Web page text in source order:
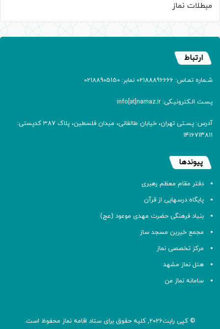
مبطلات نماز
ارتباط
شـماره تمـاس: 02188896666 نمابر: 02188905150
پسـت الـکترونیـکی: info[at]namaz.ir
آدرس: پسـتی تهران، خیابان طالقانی، میدان فلسطین، پلاک 387 کدپستی:
۱۴۱۶۷۱۳۸۱۱
پیوندها
دفتر مقام معظم رهبری
پایگاه درسهایی از قرآن
بنیاد فرهنگی حضرت مهدی موعود (عج)
مجمع خیرین مسجد ساز
مرکز تخصصی نماز
هتل نماز مشهد
سامانه نماز من
© کپی رایت2026, کلیه حقوق برای ستاد اقامه نماز محفوظ است.